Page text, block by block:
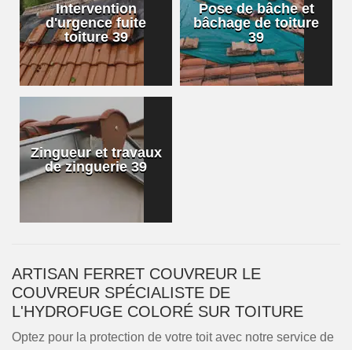
Intervention
d'urgence fuite
toiture 39
Pose de bâche et
bâchage de toiture
39
Zingueur et travaux
de zinguerie 39
ARTISAN FERRET COUVREUR LE
COUVREUR SPÉCIALISTE DE
L'HYDROFUGE COLORÉ SUR TOITURE
Optez pour la protection de votre toit avec notre service de